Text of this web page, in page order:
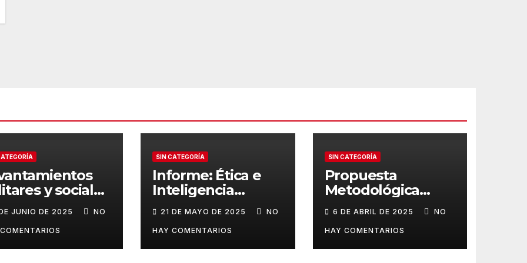
y sociales
el
de Leguía
JUNIO DE 2025 NO
SIN CATEGORÍA
Informe: Ética e
Inteligencia
Artificial
21 DE MAYO DE 2025 NO
HAY COMENTARIOS
SIN CATEGORÍA
Propuesta
Metodológica
Digital: Redes
Trasatlánticas de
Poder
6 DE ABRIL DE 2025 NO
HAY COMENTARIOS